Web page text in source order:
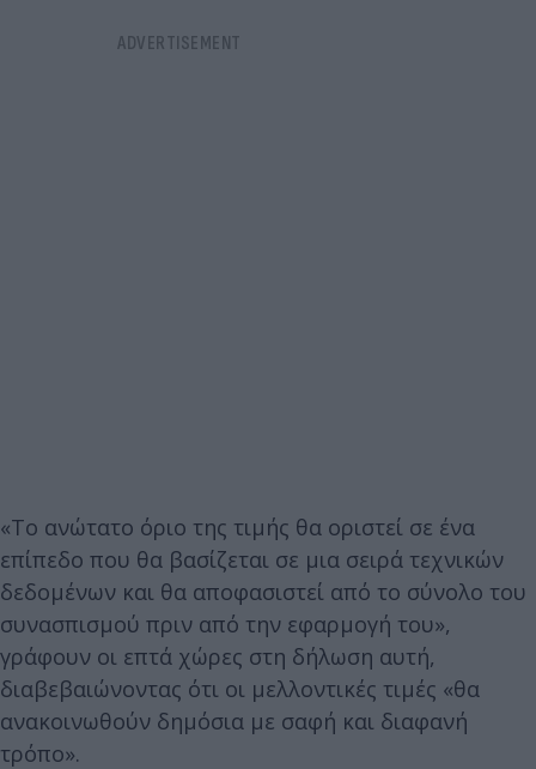
«Το ανώτατο όριο της τιμής θα οριστεί σε ένα
επίπεδο που θα βασίζεται σε μια σειρά τεχνικών
δεδομένων και θα αποφασιστεί από το σύνολο του
συνασπισμού πριν από την εφαρμογή του»,
γράφουν οι επτά χώρες στη δήλωση αυτή,
διαβεβαιώνοντας ότι οι μελλοντικές τιμές «θα
ανακοινωθούν δημόσια με σαφή και διαφανή
τρόπο».